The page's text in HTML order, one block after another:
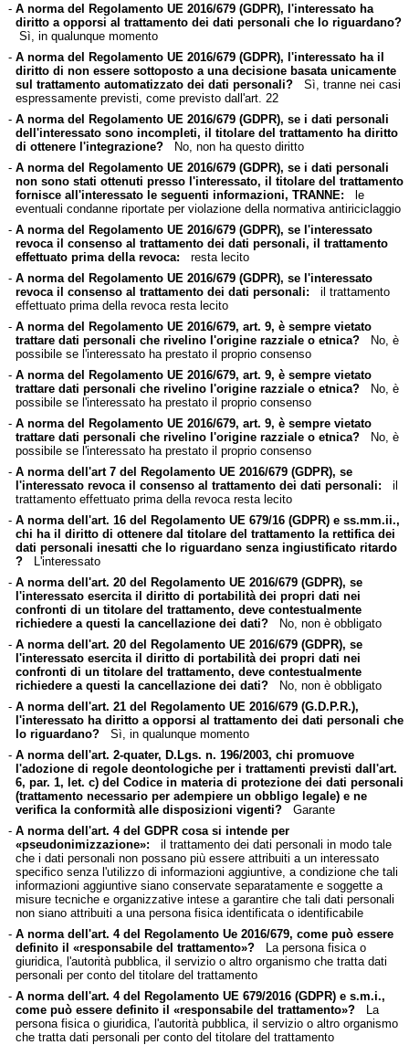
- A norma del Regolamento UE 2016/679 (GDPR), l'interessato ha
diritto a opporsi al trattamento dei dati personali che lo riguardano?
Sì, in qualunque momento
- A norma del Regolamento UE 2016/679 (GDPR), l'interessato ha il
diritto di non essere sottoposto a una decisione basata unicamente
sul trattamento automatizzato dei dati personali?Sì, tranne nei casi
espressamente previsti, come previsto dall'art. 22
- A norma del Regolamento UE 2016/679 (GDPR), se i dati personali
dell'interessato sono incompleti, il titolare del trattamento ha diritto
di ottenere l'integrazione?No, non ha questo diritto
- A norma del Regolamento UE 2016/679 (GDPR), se i dati personali
non sono stati ottenuti presso l'interessato, il titolare del trattamento
fornisce all'interessato le seguenti informazioni, TRANNE: le
eventuali condanne riportate per violazione della normativa antiriciclaggio
- A norma del Regolamento UE 2016/679 (GDPR), se l'interessato
revoca il consenso al trattamento dei dati personali, il trattamento
effettuato prima della revoca: resta lecito
- A norma del Regolamento UE 2016/679 (GDPR), se l'interessato
revoca il consenso al trattamento dei dati personali: il trattamento
effettuato prima della revoca resta lecito
- A norma del Regolamento UE 2016/679, art. 9, è sempre vietato
trattare dati personali che rivelino l'origine razziale o etnica?No, è
possibile se l'interessato ha prestato il proprio consenso
- A norma del Regolamento UE 2016/679, art. 9, è sempre vietato
trattare dati personali che rivelino l'origine razziale o etnica?No, è
possibile se l'interessato ha prestato il proprio consenso
- A norma del Regolamento UE 2016/679, art. 9, è sempre vietato
trattare dati personali che rivelino l'origine razziale o etnica?No, è
possibile se l'interessato ha prestato il proprio consenso
- A norma dell'art 7 del Regolamento UE 2016/679 (GDPR), se
l'interessato revoca il consenso al trattamento dei dati personali: il
trattamento effettuato prima della revoca resta lecito
- A norma dell'art. 16 del Regolamento UE 679/16 (GDPR) e ss.mm.ii.,
chi ha il diritto di ottenere dal titolare del trattamento la rettifica dei
dati personali inesatti che lo riguardano senza ingiustificato ritardo
?L'interessato
- A norma dell'art. 20 del Regolamento UE 2016/679 (GDPR), se
l'interessato esercita il diritto di portabilità dei propri dati nei
confronti di un titolare del trattamento, deve contestualmente
richiedere a questi la cancellazione dei dati?No, non è obbligato
- A norma dell'art. 20 del Regolamento UE 2016/679 (GDPR), se
l'interessato esercita il diritto di portabilità dei propri dati nei
confronti di un titolare del trattamento, deve contestualmente
richiedere a questi la cancellazione dei dati?No, non è obbligato
- A norma dell'art. 21 del Regolamento UE 2016/679 (G.D.P.R.),
l'interessato ha diritto a opporsi al trattamento dei dati personali che
lo riguardano?Sì, in qualunque momento
- A norma dell'art. 2-quater, D.Lgs. n. 196/2003, chi promuove
l'adozione di regole deontologiche per i trattamenti previsti dall'art.
6, par. 1, let. c) del Codice in materia di protezione dei dati personali
(trattamento necessario per adempiere un obbligo legale) e ne
verifica la conformità alle disposizioni vigenti?Garante
- A norma dell'art. 4 del GDPR cosa si intende per
«pseudonimizzazione»: il trattamento dei dati personali in modo tale
che i dati personali non possano più essere attribuiti a un interessato
specifico senza l'utilizzo di informazioni aggiuntive, a condizione che tali
informazioni aggiuntive siano conservate separatamente e soggette a
misure tecniche e organizzative intese a garantire che tali dati personali
non siano attribuiti a una persona fisica identificata o identificabile
- A norma dell'art. 4 del Regolamento Ue 2016/679, come può essere
definito il «responsabile del trattamento»?La persona fisica o
giuridica, l'autorità pubblica, il servizio o altro organismo che tratta dati
personali per conto del titolare del trattamento
- A norma dell'art. 4 del Regolamento UE 679/2016 (GDPR) e s.m.i.,
come può essere definito il «responsabile del trattamento»?La
persona fisica o giuridica, l'autorità pubblica, il servizio o altro organismo
che tratta dati personali per conto del titolare del trattamento